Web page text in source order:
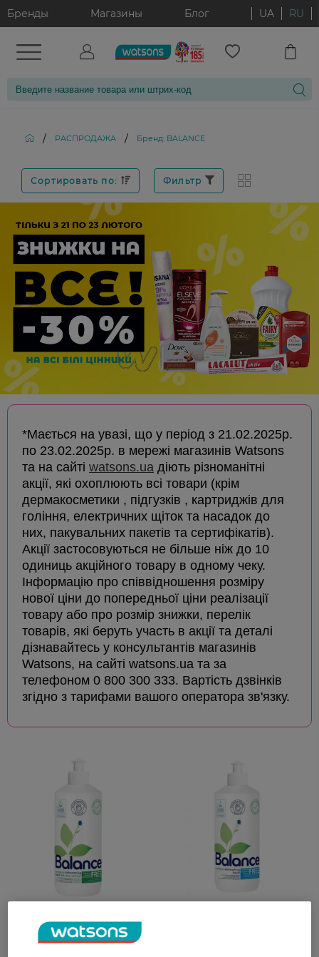
Бренды Магазины Блог UA RU
/ РАСПРОДАЖА / Бренд: BALANCE
Сортировать по: Фильтр
*Мається на увазі, що у період з 21.02.2025р.
по 23.02.2025р. в мережі магазинів Watsons
та на сайті watsons.ua діють різноманітні
акції, які охоплюють всі товари (крім
дермакосметики , підгузків , картриджів для
гоління, електричних щіток та насадок до
них, пакувальних пакетів та сертифікатів).
Акції застосовуються не більше ніж до 10
одиниць акційного товару в одному чеку.
Інформацію про співвідношення розміру
нової ціни до попередньої ціни реалізації
товару або про розмір знижки, перелік
товарів, які беруть участь в акції та деталі
дізнавайтесь у консультантів магазинів
Watsons, на сайті watsons.ua та за
телефоном 0 800 300 333. Вартість дзвінків
згідно з тарифами вашого оператора зв'язку.
Средство для ручного
мытья посуды Balance с
экстрактом алоэ 450 мл